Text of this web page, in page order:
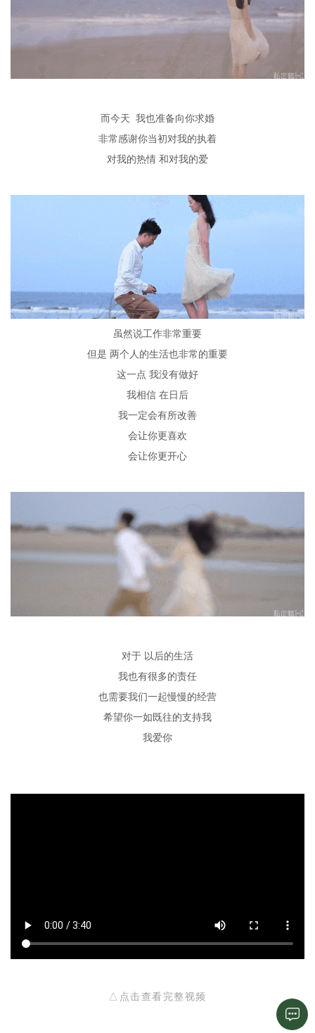
而今天 我也准备向你求婚
非常感谢你当初对我的执着
对我的热情 和对我的爱
虽然说工作非常重要
但是 两个人的生活也非常的重要
这一点 我没有做好
我相信 在日后
我一定会有所改善
会让你更喜欢
会让你更开心
对于 以后的生活
我也有很多的责任
也需要我们一起慢慢的经营
希望你一如既往的支持我
我爱你
△点击查看完整视频